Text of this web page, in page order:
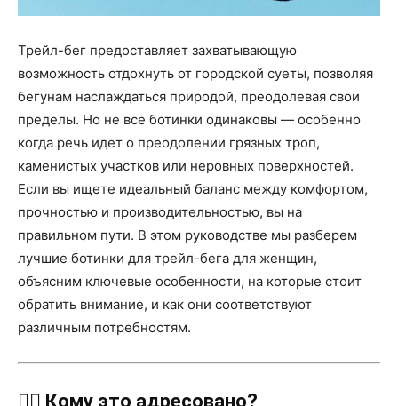
Трейл-бег предоставляет захватывающую
возможность отдохнуть от городской суеты, позволяя
бегунам наслаждаться природой, преодолевая свои
пределы. Но не все ботинки одинаковы — особенно
когда речь идет о преодолении грязных троп,
каменистых участков или неровных поверхностей.
Если вы ищете идеальный баланс между комфортом,
прочностью и производительностью, вы на
правильном пути. В этом руководстве мы разберем
лучшие ботинки для трейл-бега для женщин,
объясним ключевые особенности, на которые стоит
обратить внимание, и как они соответствуют
различным потребностям.
🏃‍♀️ Кому это адресовано?